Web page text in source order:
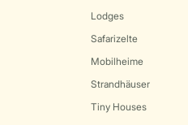
Lodges
Safarizelte
Mobilheime
Strandhäuser
Tiny Houses